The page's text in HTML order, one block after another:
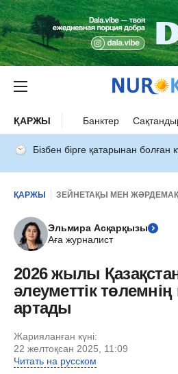
ҚАРЖЫ Банктер
Бізбен бірге қатарынан болған
ҚАРЖЫ ЗЕЙНЕТАҚЫ МЕН
Эльмира Асқарқызы
Аға журналист
2026 жылы
әлеуметтік
артады
Жарияланған күні:
22 желтоқсан 2025, 11:09
Читать на русском